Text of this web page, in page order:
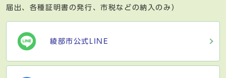
届出、各種証明書の発行、市税などの納入のみ）
綾部市公式LINE